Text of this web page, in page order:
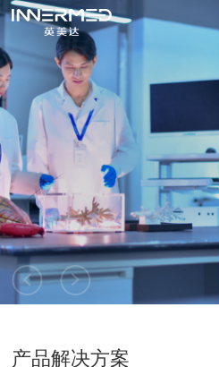
为生命创
敬畏生命
产品解决方案